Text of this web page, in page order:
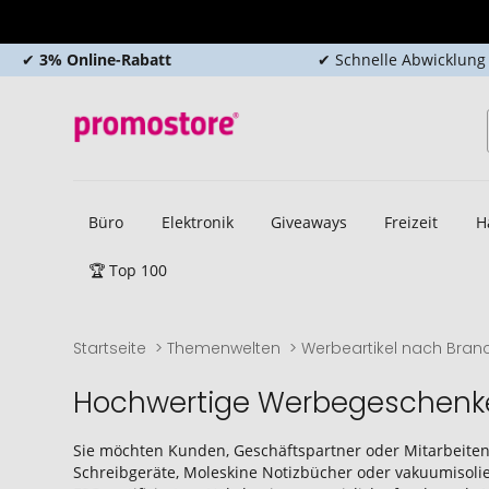
✔ 3% Online-Rabatt ✔ Schnelle Abwicklung
Büro Elektronik Giveaways Freizeit
🏆 Top 100
Startseite Themenwelten Werbeartikel nach
Hochwertige
Sie möchten Kunden, Geschäftspartner oder
Schreibgeräte, Moleskine Notizbücher oder